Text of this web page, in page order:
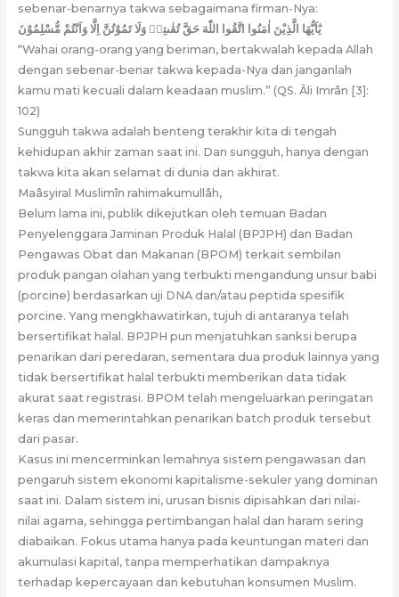
sebenar-benarnya takwa sebagaimana firman-Nya:
يٰٓاَيُّهَا الَّذِيْنَ اٰمَنُوا اتَّقُوا اللّٰهَ حَقَّ تُقٰىتِهٖ وَلَا تَمُوْتُنَّ اِلَّا وَاَنْتُمْ مُّسْلِمُوْنَ
“Wahai orang-orang yang beriman, bertakwalah kepada Allah
dengan sebenar-benar takwa kepada-Nya dan janganlah
kamu mati kecuali dalam keadaan muslim.” (QS. Âli Imrân [3]:
102)
Sungguh takwa adalah benteng terakhir kita di tengah
kehidupan akhir zaman saat ini. Dan sungguh, hanya dengan
takwa kita akan selamat di dunia dan akhirat.
Maâsyiral Muslimîn rahimakumullâh,
Belum lama ini, publik dikejutkan oleh temuan Badan
Penyelenggara Jaminan Produk Halal (BPJPH) dan Badan
Pengawas Obat dan Makanan (BPOM) terkait sembilan
produk pangan olahan yang terbukti mengandung unsur babi
(porcine) berdasarkan uji DNA dan/atau peptida spesifik
porcine. Yang mengkhawatirkan, tujuh di antaranya telah
bersertifikat halal. BPJPH pun menjatuhkan sanksi berupa
penarikan dari peredaran, sementara dua produk lainnya yang
tidak bersertifikat halal terbukti memberikan data tidak
akurat saat registrasi. BPOM telah mengeluarkan peringatan
keras dan memerintahkan penarikan batch produk tersebut
dari pasar.
Kasus ini mencerminkan lemahnya sistem pengawasan dan
pengaruh sistem ekonomi kapitalisme-sekuler yang dominan
saat ini. Dalam sistem ini, urusan bisnis dipisahkan dari nilai-
nilai agama, sehingga pertimbangan halal dan haram sering
diabaikan. Fokus utama hanya pada keuntungan materi dan
akumulasi kapital, tanpa memperhatikan dampaknya
terhadap kepercayaan dan kebutuhan konsumen Muslim.